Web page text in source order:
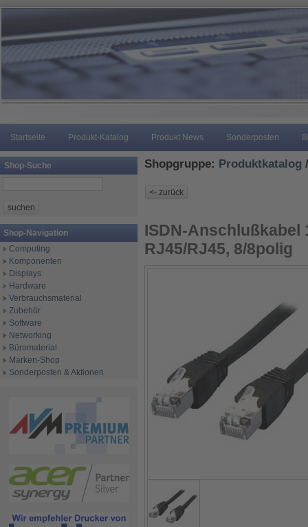
Startseite Produkt-Katalog Produkt News Sonderposten
Shop-Suche
Shop-Navigation
Computing
Komponenten
Displays
Hardware
Verbrauchsmaterial
Zubehör
Software
Networking
Büromaterial
Marken-Shop
Sonderposten & Aktionen
Shopgruppe: Produktkatalog
ISDN-Anschlußkabel
RJ45/RJ45, 8/8polig